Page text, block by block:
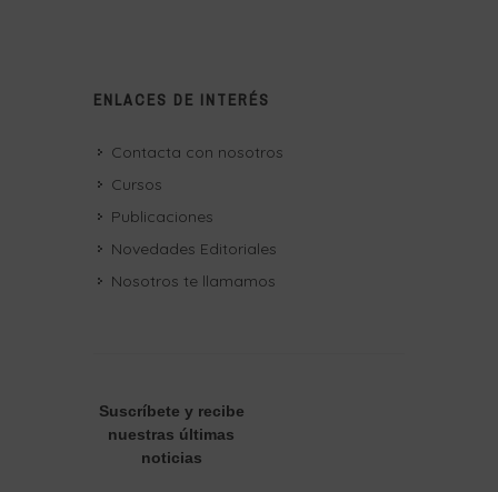
ENLACES DE INTERÉS
Contacta con nosotros
Cursos
Publicaciones
Novedades Editoriales
Nosotros te llamamos
Suscríbete y recibe
nuestras últimas
noticias